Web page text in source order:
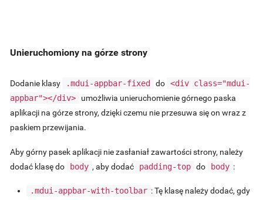
Unieruchomiony na górze strony
Dodanie klasy .mdui-appbar-fixed do <div class="mdui-
appbar"></div>
umożliwia unieruchomienie górnego paska
aplikacji na górze strony, dzięki czemu nie przesuwa się on wraz z
paskiem przewijania.
Aby górny pasek aplikacji nie zasłaniał zawartości strony, należy
dodać klasę do
body , aby dodać padding-top do body :
.mdui-appbar-with-toolbar : Tę klasę należy dodać, gdy